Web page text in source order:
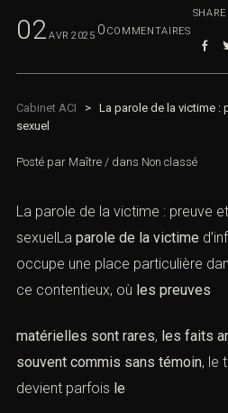
02 AVR 2025 0 COMMENTAIRES
SHARE
Cabinet ACI > La parole de la victime :
sexuel
Posté par Maître / dans Non classé
La parole de la victime : preuve
sexuelLa parole de la victime
occupe une place particulière
ce contentieux, où les preuves
matérielles sont rares, les faits
souvent commis sans témoin, le
devient parfois le